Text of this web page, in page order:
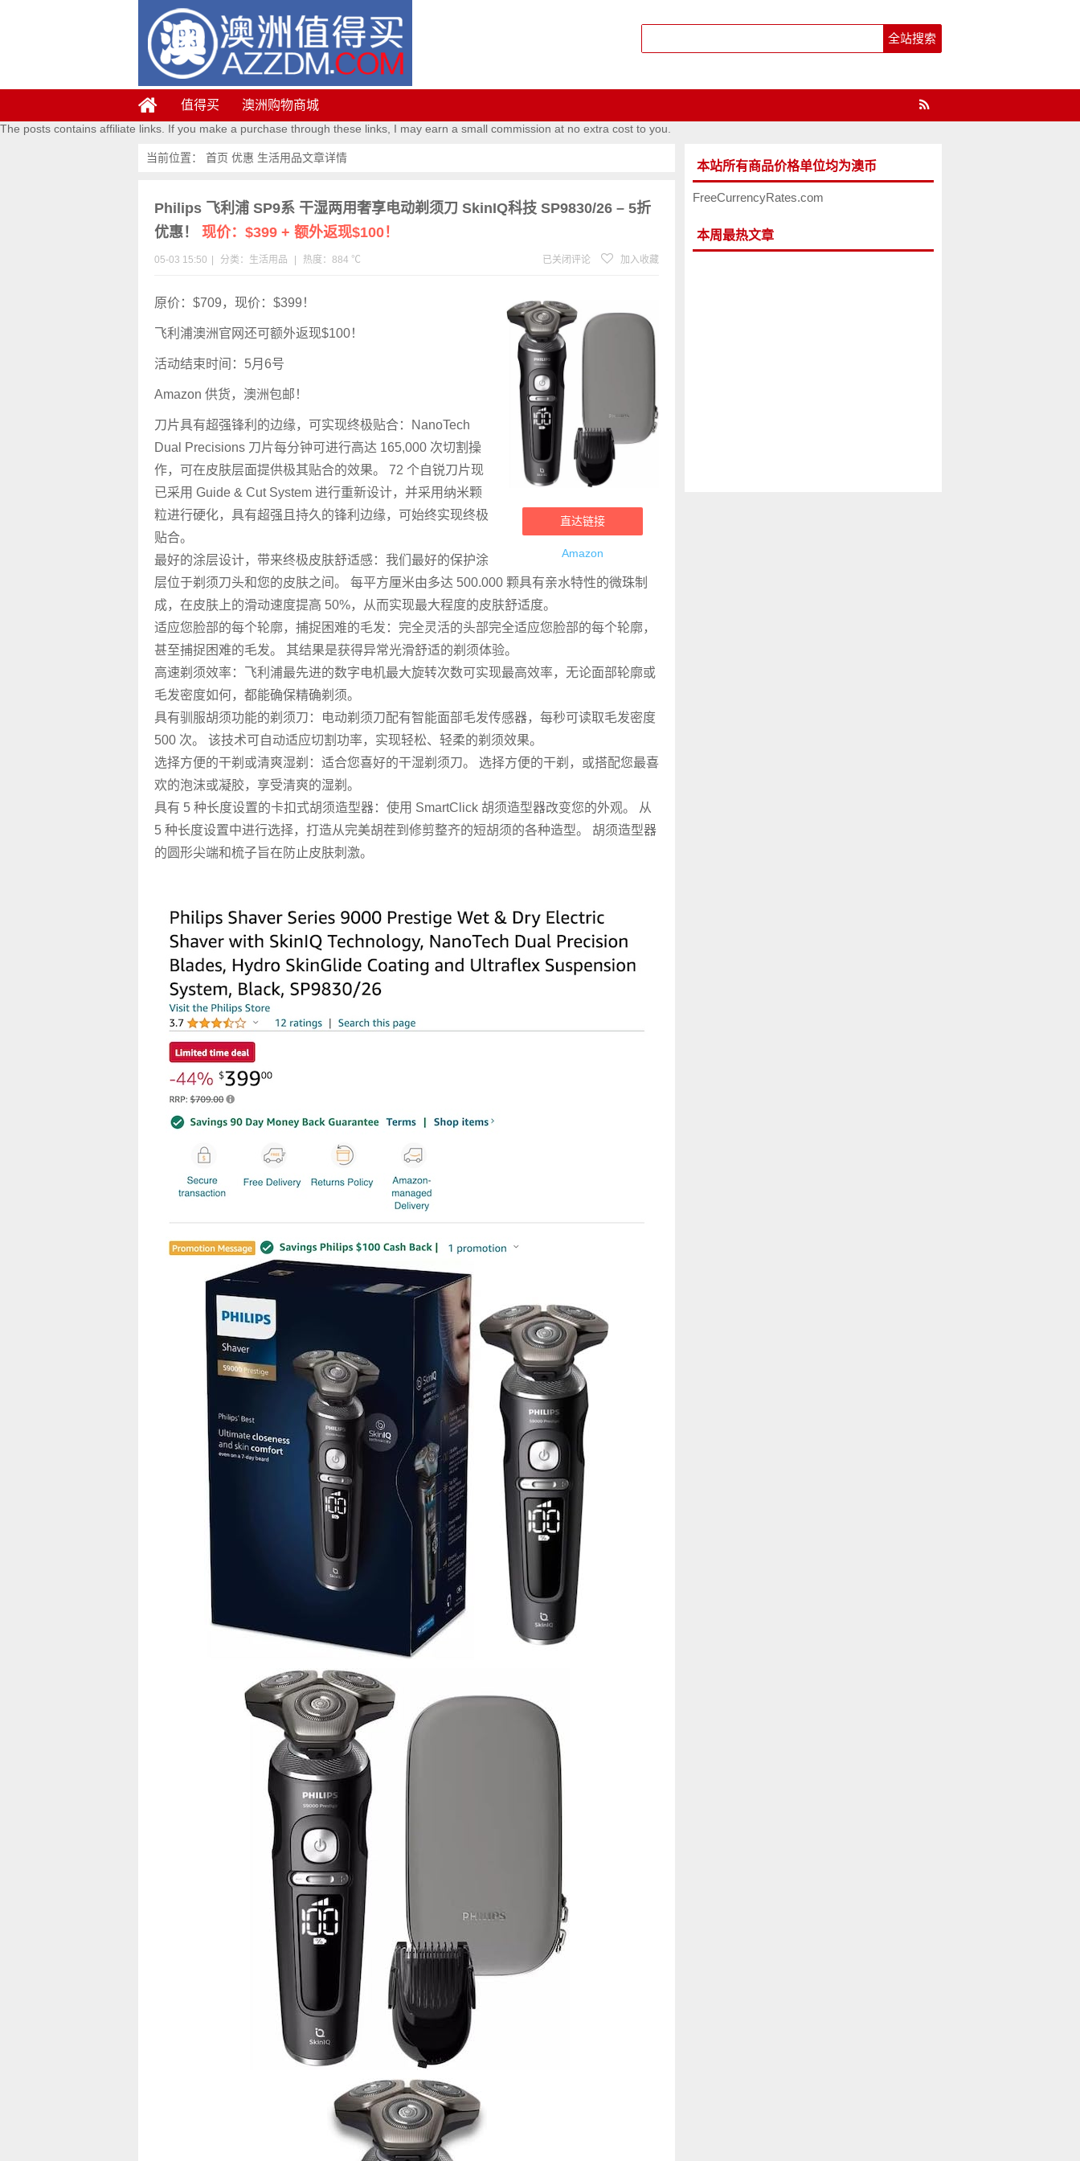
值得买 澳洲购物商城
The posts contains affiliate links. If you make a purchase through these links, I may earn a small commission at no extra cost to you.
当前位置： 首页 优惠 生活用品文章详情
Philips 飞利浦 SP9系 干湿两用奢享电动剃须刀 SkinIQ科技 SP9830/26 – 5折
优惠！
现价：$399 + 额外返现$100！
05-03 15:50 分类： 生活用品 热度：884 ℃ 已关闭评论 加入收藏
直达链接
Amazon
原价：$709，现价：$399！
飞利浦澳洲官网还可额外返现$100！
活动结束时间：5月6号
Amazon 供货，澳洲包邮！
刀片具有超强锋利的边缘，可实现终极贴合：NanoTech
Dual Precisions 刀片每分钟可进行高达 165,000 次切割操
作，可在皮肤层面提供极其贴合的效果。 72 个自锐刀片现
已采用 Guide & Cut System 进行重新设计，并采用纳米颗
粒进行硬化，具有超强且持久的锋利边缘，可始终实现终极
贴合。
最好的涂层设计，带来终极皮肤舒适感：我们最好的保护涂
层位于剃须刀头和您的皮肤之间。 每平方厘米由多达 500.000 颗具有亲水特性的微珠制
成，在皮肤上的滑动速度提高 50%，从而实现最大程度的皮肤舒适度。
适应您脸部的每个轮廓，捕捉困难的毛发：完全灵活的头部完全适应您脸部的每个轮廓，
甚至捕捉困难的毛发。 其结果是获得异常光滑舒适的剃须体验。
高速剃须效率：飞利浦最先进的数字电机最大旋转次数可实现最高效率，无论面部轮廓或
毛发密度如何，都能确保精确剃须。
具有驯服胡须功能的剃须刀：电动剃须刀配有智能面部毛发传感器，每秒可读取毛发密度
500 次。 该技术可自动适应切割功率，实现轻松、轻柔的剃须效果。
选择方便的干剃或清爽湿剃：适合您喜好的干湿剃须刀。 选择方便的干剃，或搭配您最喜
欢的泡沫或凝胶，享受清爽的湿剃。
具有 5 种长度设置的卡扣式胡须造型器：使用 SmartClick 胡须造型器改变您的外观。 从
5 种长度设置中进行选择，打造从完美胡茬到修剪整齐的短胡须的各种造型。 胡须造型器
的圆形尖端和梳子旨在防止皮肤刺激。
本站所有商品价格单位均为澳币
FreeCurrencyRates.com
本周最热文章